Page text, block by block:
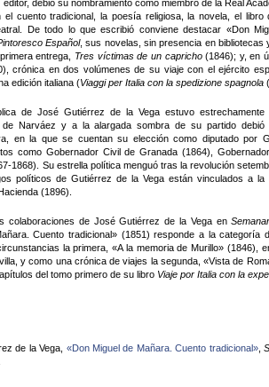
editor, debió su nombramiento como miembro de la Real
el cuento tradicional, la poesía religiosa, la novela, el
De todo lo que escribió conviene destacar «Don
Español, sus novelas, sin presencia en bibliotecas
entrega, Tres víctimas de un capricho(1846); y, en
crónica en dos volúmenes de su viaje con el ejército
edición italiana (Viaggi per Italia con la spedizione spagnola
de José Gutiérrez de la Vega estuvo
de Narváez y a la alargada sombra de su partido
en la que se cuentan su elección como diputado por
como Gobernador Civil de Granada (1864),
1868). Su estrella política menguó tras la revolución
políticos de Gutiérrez de la Vega están vinculados a
(1896).
colaboraciones de José Gutiérrez de la Vega en
Cuento tradicional» (1851) responde a la
la primera, «A la memoria de Murillo» (1846),
y como una crónica de viajes la segunda, «Vista de
del tomo primero de su libro Viaje por Italia con la
de la Vega, «Don Miguel de Mañara. Cuento tradicional»,